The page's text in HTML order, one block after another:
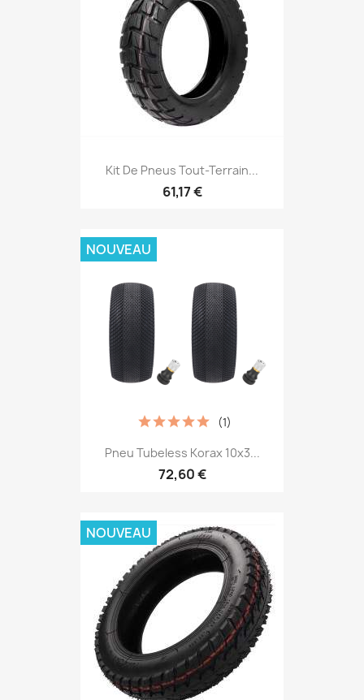
Kit De Pneus Tout-Terrain...
61,17 €
Pneu Tubeless Korax 10x3...
72,60 €
(1)
NOUVEAU
NOUVEAU